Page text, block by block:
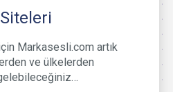
Markasesli.com artık
ve ülkelerden